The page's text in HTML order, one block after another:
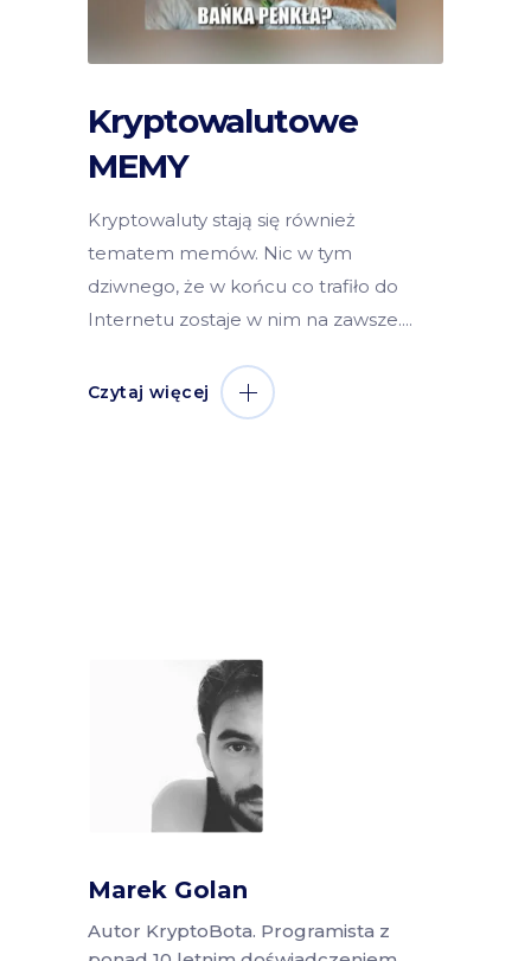
Kryptowalutowe
MEMY
Kryptowaluty stają się również
tematem memów. Nic w tym
dziwnego, że w końcu co trafiło do
Internetu zostaje w nim na zawsze.
Czytaj więcej
Marek Golan
Autor KryptoBota. Programista z